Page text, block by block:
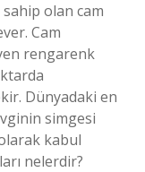
olan cam
Cam
rengarenk
Dünyadaki en
simgesi
kabul
nelerdir?